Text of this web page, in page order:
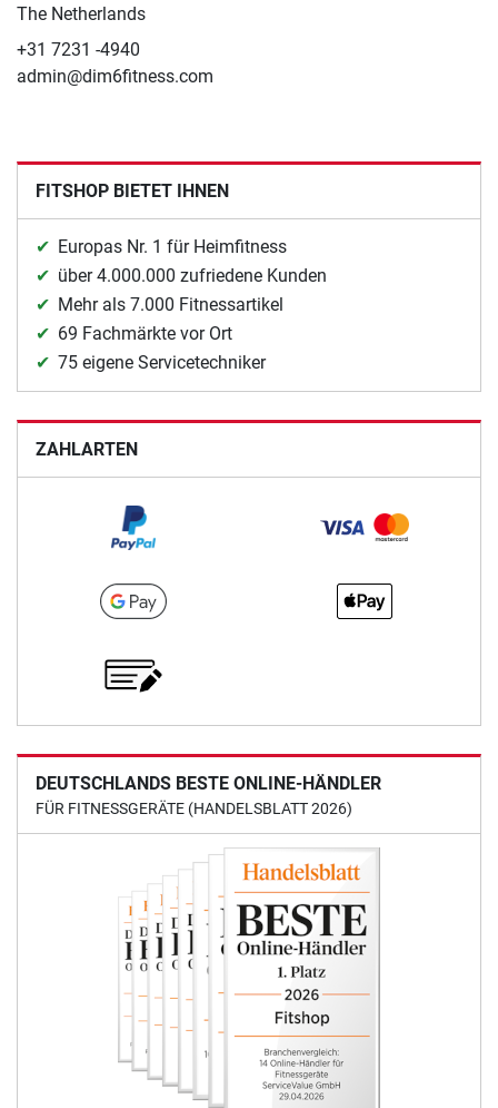
The Netherlands
+31 7231 -4940
admin@dim6fitness.com
FITSHOP BIETET IHNEN
Europas Nr. 1 für Heimfitness
über 4.000.000 zufriedene Kunden
Mehr als 7.000 Fitnessartikel
69 Fachmärkte vor Ort
75 eigene Servicetechniker
ZAHLARTEN
DEUTSCHLANDS BESTE ONLINE-HÄNDLER
FÜR FITNESSGERÄTE (HANDELSBLATT 2026)